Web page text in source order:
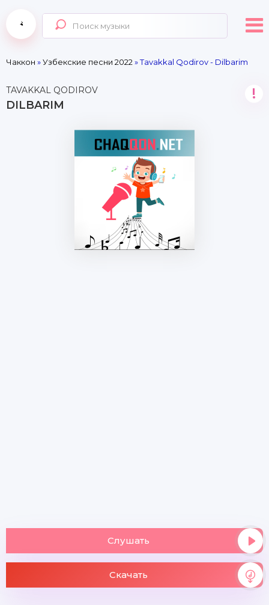
Чаккон »Узбекские песни 2022 » Tavakkal Qodirov - Dilbarim
TAVAKKAL QODIROV
DILBARIM
!
Слушать
Скачать